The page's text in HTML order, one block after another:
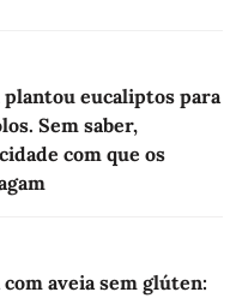
plantou eucaliptos para
Sem saber,
com que os
com aveia sem glúten: